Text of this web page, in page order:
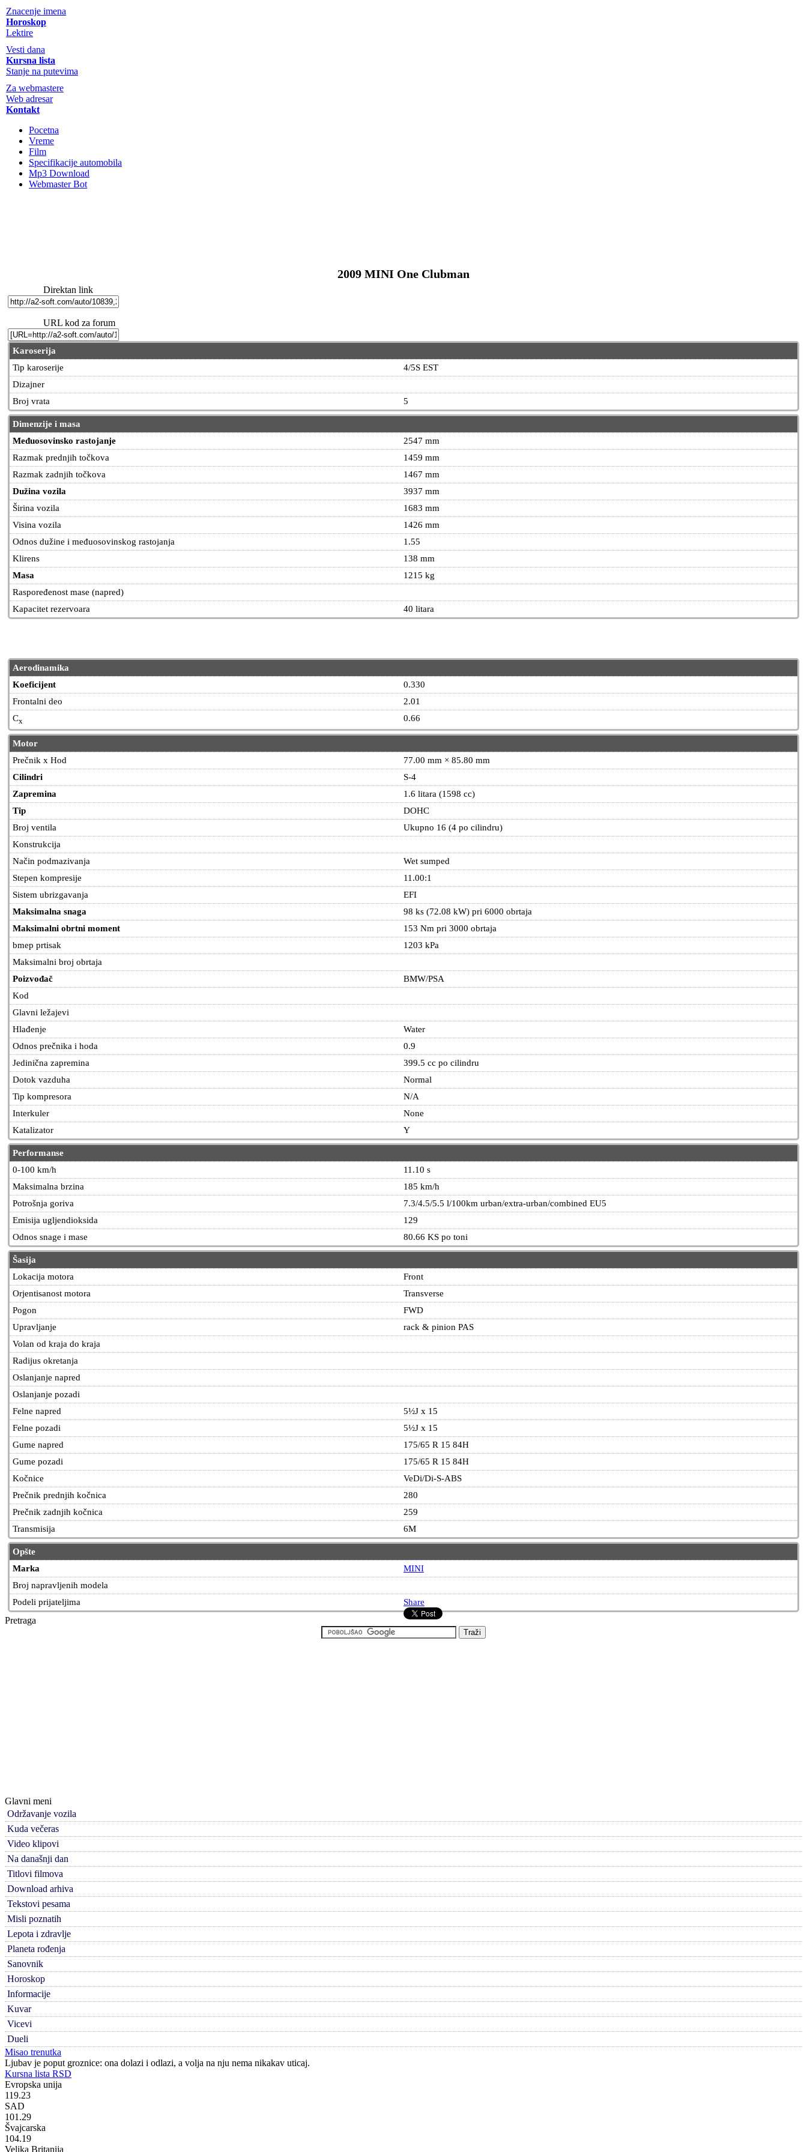
Znacenje imena
Horoskop
Lektire
Vesti dana
Kursna lista
Stanje na putevima
Za webmastere
Web adresar
Kontakt
Pocetna
Vreme
Film
Specifikacije automobila
Mp3 Download
Webmaster Bot
2009 MINI One Clubman
Direktan link
URL kod za forum
Karoserija
4/5S EST
Tip karoserije
Dizajner
5
Broj vrata
Dimenzije i masa
2547 mm
Međuosovinsko rastojanje
1459 mm
Razmak prednjih točkova
1467 mm
Razmak zadnjih točkova
3937 mm
Dužina vozila
1683 mm
Širina vozila
1426 mm
Visina vozila
1.55
Odnos dužine i međuosovinskog rastojanja
138 mm
Klirens
1215 kg
Masa
Raspoređenost mase (napred)
40 litara
Kapacitet rezervoara
Aerodinamika
0.330
Koeficijent
2.01
Frontalni deo
0.66
Cx
Motor
77.00 mm × 85.80 mm
Prečnik x Hod
S-4
Cilindri
1.6 litara (1598 cc)
Zapremina
DOHC
Tip
Ukupno 16 (4 po cilindru)
Broj ventila
Konstrukcija
Wet sumped
Način podmazivanja
11.00:1
Stepen kompresije
EFI
Sistem ubrizgavanja
98 ks (72.08 kW) pri 6000 obrtaja
Maksimalna snaga
153 Nm pri 3000 obrtaja
Maksimalni obrtni moment
1203 kPa
bmep prtisak
Maksimalni broj obrtaja
BMW/PSA
Poizvođač
Kod
Glavni ležajevi
Water
Hlađenje
0.9
Odnos prečnika i hoda
399.5 cc po cilindru
Jedinična zapremina
Normal
Dotok vazduha
N/A
Tip kompresora
None
Interkuler
Y
Katalizator
Performanse
11.10 s
0-100 km/h
185 km/h
Maksimalna brzina
7.3/4.5/5.5 l/100km urban/extra-urban/combined EU5
Potrošnja goriva
129
Emisija ugljendioksida
80.66 KS po toni
Odnos snage i mase
Šasija
Front
Lokacija motora
Transverse
Orjentisanost motora
FWD
Pogon
rack & pinion PAS
Upravljanje
Volan od kraja do kraja
Radijus okretanja
Oslanjanje napred
Oslanjanje pozadi
5½J x 15
Felne napred
5½J x 15
Felne pozadi
175/65 R 15 84H
Gume napred
175/65 R 15 84H
Gume pozadi
VeDi/Di-S-ABS
Kočnice
280
Prečnik prednjih kočnica
259
Prečnik zadnjih kočnica
6M
Transmisija
Opšte
MINI
Marka
Broj napravljenih modela
Share
Podeli prijateljima
Pretraga
Glavni meni
Održavanje vozila
Kuda večeras
Video klipovi
Na današnji dan
Titlovi filmova
Download arhiva
Tekstovi pesama
Misli poznatih
Lepota i zdravlje
Planeta rođenja
Sanovnik
Horoskop
Informacije
Kuvar
Vicevi
Dueli
Misao trenutka
Ljubav je poput groznice: ona dolazi i odlazi, a volja na nju nema nikakav uticaj.
Kursna lista RSD
Evropska unija
119.23
SAD
101.29
Švajcarska
104.19
Velika Britanija